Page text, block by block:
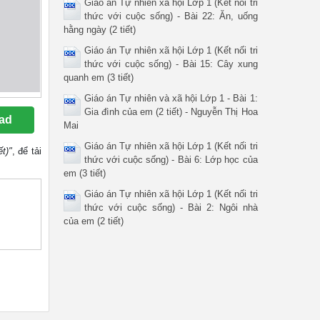
, để tải
Giáo án Tự nhiên xã hội Lớp 1 (Kết nối tri
thức với cuộc sống) - Bài 22: Ăn, uống
hằng ngày (2 tiết)
Giáo án Tự nhiên xã hội Lớp 1 (Kết nối tri
thức với cuộc sống) - Bài 15: Cây xung
quanh em (3 tiết)
Giáo án Tự nhiên và xã hội Lớp 1 - Bài 1:
Gia đình của em (2 tiết) - Nguyễn Thị Hoa
Mai
Giáo án Tự nhiên xã hội Lớp 1 (Kết nối tri
thức với cuộc sống) - Bài 6: Lớp học của
em (3 tiết)
Giáo án Tự nhiên xã hội Lớp 1 (Kết nối tri
thức với cuộc sống) - Bài 2: Ngôi nhà
của em (2 tiết)